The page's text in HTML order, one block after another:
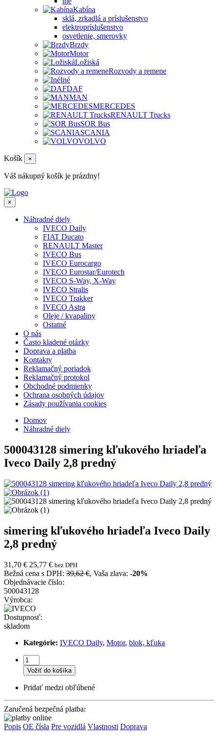
Kabína
sklá, zrkadlá a príslušenstvo
elektropríslušenstvo
osvetlenie, smerovky
Brzdy
Motor
Ložiská
Rozvody a remene
Iné
DAF
MAN
MERCEDES
RENAULT Trucks
SOR Bus
SCANIA
VOLVO
Košík ×
Váš nákupný košík je prázdny!
×
Náhradné diely
IVECO Daily
FIAT Ducato
RENAULT Master
IVECO Bus
IVECO Eurocargo
IVECO Eurostar/Eurotech
IVECO S-Way, X-Way
IVECO Stralis
IVECO Trakker
IVECO Astra
Oleje / kvapaliny
Ostatné
O nás
Často kladené otázky
Doprava a platba
Kontakty
Reklamačný poriadok
Reklamačný protokol
Obchodné podmienky
Ochrana osobných údajov
Zásady používania cookies
Domov
Náhradné diely
500043128 simering kľukového hriadeľa
Iveco Daily 2,8 predný
simering kľukového hriadeľa Iveco Daily
2,8 predný
31,70 € 25,77 € bez DPH
Bežná cena s DPH: 39,62 €, Vaša zlava: -20%
Objednávacie číslo:
500043128
Výrobca:
Dostupnosť:
skladom
Kategórie: IVECO Daily, Motor, blok, kľuka
Vožiť do košíka
Pridať medzi obľúbené
Zaručená bezpečná platba:
Popis OE čísla Pre vozidlá Vlastnosti Doprava